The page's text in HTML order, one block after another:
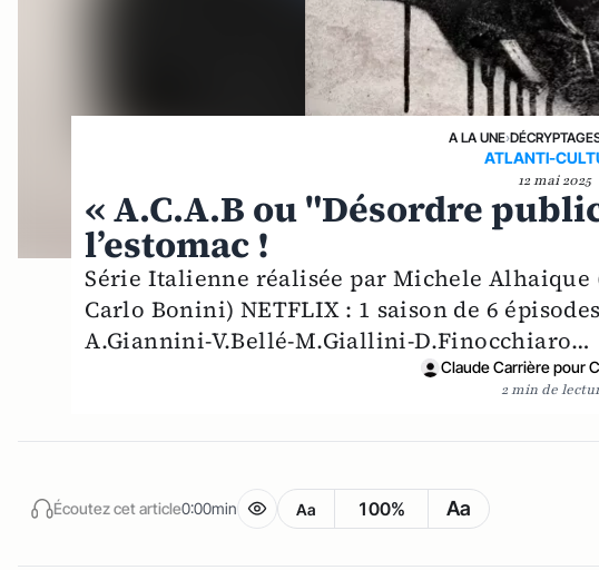
A LA UNE›
ATLANTI-
12 mai 2025
« A.C.A.B ou "Désordre
l’estomac !
Série Italienne réalisée par Michele Alhaique
Carlo Bonini) NETFLIX : 1 saison de 6
A.Giannini-V.Bellé-M.Giallini-D.Finocchiaro…
Claude Carrière pour
2 min de
Écoutez cet article0:00min Aa 100% Aa